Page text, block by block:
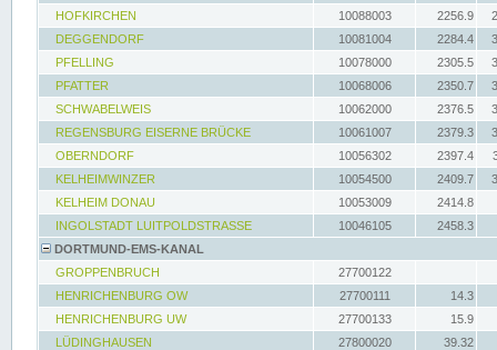
HOFKIRCHEN
10088003 2256.9
DEGGENDORF
10081004 2284.4
PFELLING
10078000 2305.5
PFATTER
10068006 2350.7
SCHWABELWEIS
10062000 2376.5
REGENSBURG EISERNE BRÜCKE
10061007 2379.3
OBERNDORF
10056302 2397.4
KELHEIMWINZER
10054500 2409.7
KELHEIM DONAU
10053009
2414.8
INGOLSTADT LUITPOLDSTRASSE
10046105
2458.3
DORTMUND-EMS-KANAL
GROPPENBRUCH
27700122
HENRICHENBURG OW
27700111
14.3
HENRICHENBURG UW
27700133
15.9
LÜDINGHAUSEN
27800020
39.32